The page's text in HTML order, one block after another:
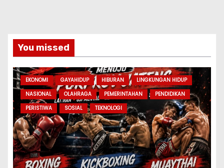
You missed
EKONOMI GAYAHIDUP HIBURAN
LINGKUNGAN HIDUP
NASIONAL
OLAHRAGA PEMERINTAHAN
PENDIDIKAN
PERISTIWA
SOSIAL TEKNOLOGI